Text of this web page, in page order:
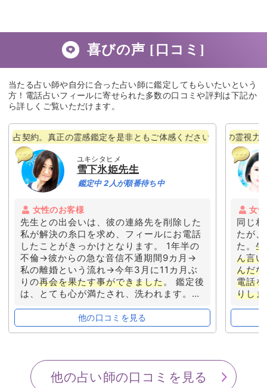
喜びの声 [口コミ]
当たる占い師や自分に合った占い師に鑑定してもらいたいという
方！電話占いフィールに寄せられた多数の口コミや評判は下記か
ら詳しくご覧いただけます。
真正の霊感鑑定を是非ともご体感ください!!
ユキシタヒメ
雪下氷姫先生
鑑定中 2人が順番待ち中
女性のお客様
先生との出会いは、彼の連絡先を削除した
私が解決の糸口を求め、フィールにお電話
したことがきっかけとなります。 1年半の
不倫→彼からの急な音信不通期間9カ月→
私の離婚という流れ→今年3月に11カ月ぶ
りの再会を果たす事ができました。 鑑定後
は、とても心が満たされ、洗われます。こ
しております。 【皆様のご参考になればと
以下、鑑定で驚いたことです】①先生が
ら、着信拒否やブロックが解除された。
③彼と会える日を4日ほどリストアップし
他の口コミを見る
シャーマンの血が呼び起こす稀代の霊視力！千里眼
女
同じ
たが
た。
ん言
んだ
電話
りし
す。
他の占い師の口コミを見る